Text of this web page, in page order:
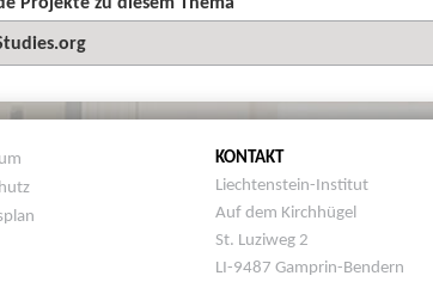
KONTAKT
Liechtenstein-Institut
Auf dem Kirchhügel
St. Luziweg 2
LI-9487 Gamprin-Bendern